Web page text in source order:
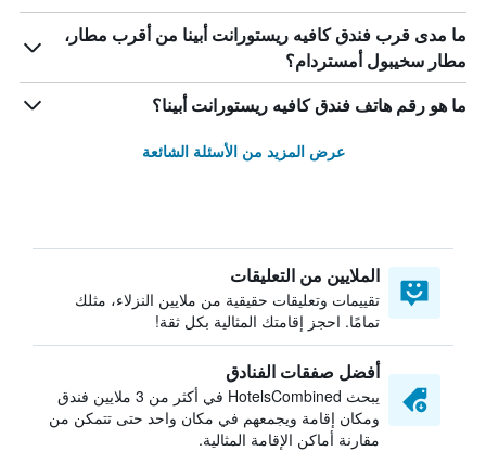
ما مدى قرب فندق كافيه ريستورانت أبينا من أقرب مطار،
مطار سخيبول أمستردام؟
ما هو رقم هاتف فندق كافيه ريستورانت أبينا؟
عرض المزيد من الأسئلة الشائعة
الملايين من التعليقات
تقييمات وتعليقات حقيقية من ملايين النزلاء، مثلك
تمامًا. احجز إقامتك المثالية بكل ثقة!
أفضل صفقات الفنادق
يبحث HotelsCombined في أكثر من 3 ملايين فندق
ومكان إقامة ويجمعهم في مكان واحد حتى تتمكن من
مقارنة أماكن الإقامة المثالية.